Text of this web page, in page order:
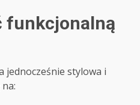
funkcjonalną
jednocześnie stylowa i